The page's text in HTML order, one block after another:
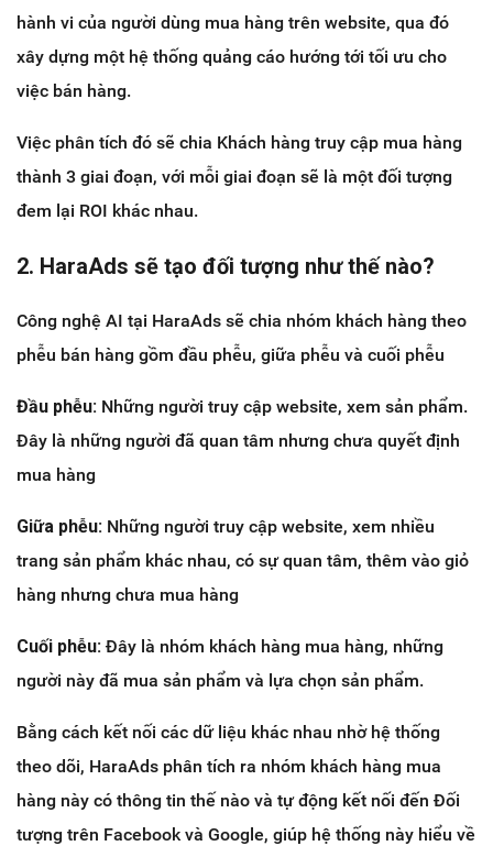
hành vi của người dùng mua hàng trên website, qua đó
xây dựng một hệ thống quảng cáo hướng tới tối ưu cho
việc bán hàng.
Việc phân tích đó sẽ chia Khách hàng truy cập mua hàng
thành 3 giai đoạn, với mỗi giai đoạn sẽ là một đối tượng
đem lại ROI khác nhau.
2. HaraAds sẽ tạo đối tượng như thế nào?
Công nghệ AI tại HaraAds sẽ chia nhóm khách hàng theo
phễu bán hàng gồm đầu phễu, giữa phễu và cuối phễu
Đầu phễu: Những người truy cập website, xem sản phẩm.
Đây là những người đã quan tâm nhưng chưa quyết định
mua hàng
Giữa phễu: Những người truy cập website, xem nhiều
trang sản phẩm khác nhau, có sự quan tâm, thêm vào giỏ
hàng nhưng chưa mua hàng
Cuối phễu: Đây là nhóm khách hàng mua hàng, những
người này đã mua sản phẩm và lựa chọn sản phẩm.
Bằng cách kết nối các dữ liệu khác nhau nhờ hệ thống
theo dõi, HaraAds phân tích ra nhóm khách hàng mua
hàng này có thông tin thế nào và tự động kết nối đến Đối
tượng trên Facebook và Google, giúp hệ thống này hiểu về